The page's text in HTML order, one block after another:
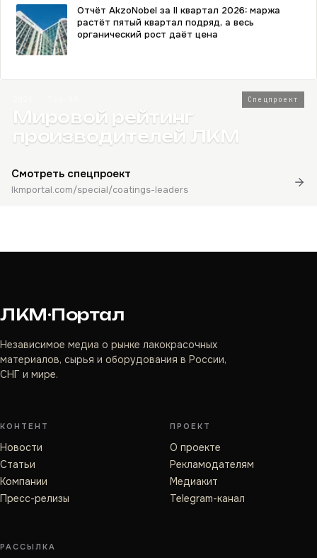
Отчёт AkzoNobel за II квартал 2026: маржа
растёт пятый квартал подряд, а весь
органический рост даёт цена
Спецпроект
Мировой рейтинг
производителей ЛКМ
Смотреть спецпроект
lkmportal.com/special/coatings-leaders
ЛКМ·Портал
Независимое медиа о рынке лакокрасочных
материалов, сырья и оборудования в России,
СНГ и мире.
КОНТЕНТ
Новости
Статьи
Компании
Пресс-релизы
ПРОЕКТ
О проекте
Рекламодателям
Медиакит
Telegram-канал
РАССЫЛКА